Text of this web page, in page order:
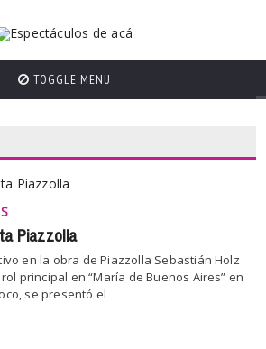
TOGGLE MENU
Piazzolla
en la obra de Piazzolla Sebastián Holz
principal en “María de Buenos Aires” en
se presentó el